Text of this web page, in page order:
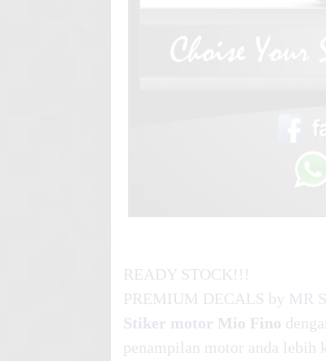
READY STOCK!!!
PREMIUM DECALS by MR
Stiker motor Mio Fino
penampilan motor anda lebih